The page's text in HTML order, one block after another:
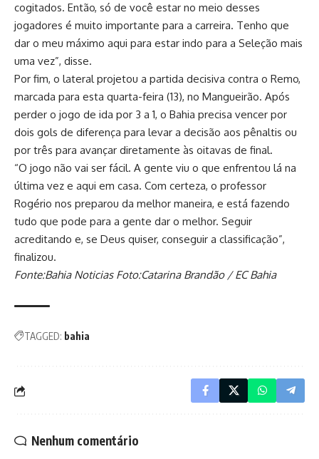
cogitados. Então, só de você estar no meio desses
jogadores é muito importante para a carreira. Tenho que
dar o meu máximo aqui para estar indo para a Seleção mais
uma vez”, disse.
Por fim, o lateral projetou a partida decisiva contra o Remo,
marcada para esta quarta-feira (13), no Mangueirão. Após
perder o jogo de ida por 3 a 1, o Bahia precisa vencer por
dois gols de diferença para levar a decisão aos pênaltis ou
por três para avançar diretamente às oitavas de final.
“O jogo não vai ser fácil. A gente viu o que enfrentou lá na
última vez e aqui em casa. Com certeza, o professor
Rogério nos preparou da melhor maneira, e está fazendo
tudo que pode para a gente dar o melhor. Seguir
acreditando e, se Deus quiser, conseguir a classificação”,
finalizou.
Fonte:Bahia Noticias Foto:Catarina Brandão / EC Bahia
TAGGED: bahia
Nenhum comentário